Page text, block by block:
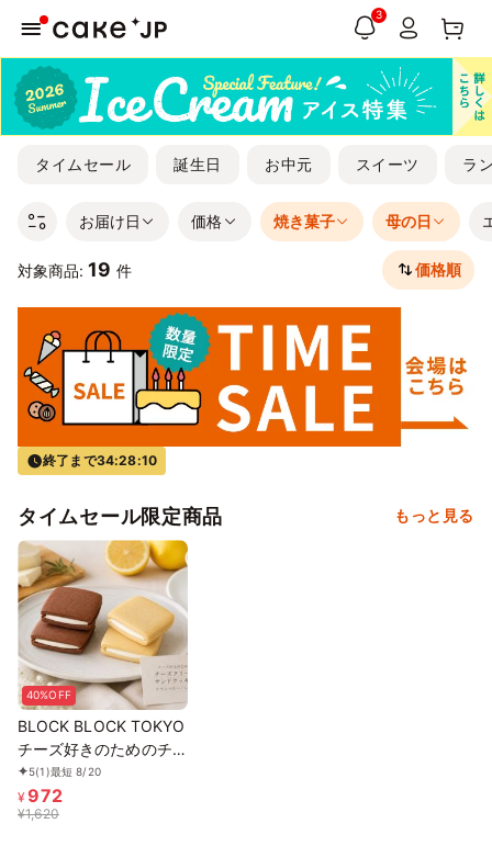
3
タイムセール 誕生日 お中元 スイーツ ラ
お届け日 価格 焼き菓子 母の日
対象商品: 19 件 価格順
終了まで34:28:09
タイムセール限定商品 もっと見る
40%OFF
BLOCK BLOCK TOKYO
チーズ好きのためのチー
ズクリームサンドクッキ
ー
5(1)最短 8/20
¥972
¥1,620